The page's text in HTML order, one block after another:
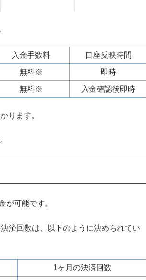
入金手数料 口座反映時間
無料※ 即時
無料※ 入金確認後即時
ります。
が可能です。
済回数は、以下のように決められてい
1ヶ月の決済回数